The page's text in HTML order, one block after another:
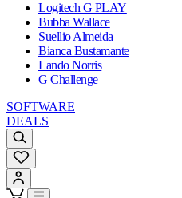
Logitech G PLAY
Bubba Wallace
Suellio Almeida
Bianca Bustamante
Lando Norris
G Challenge
SOFTWARE
DEALS